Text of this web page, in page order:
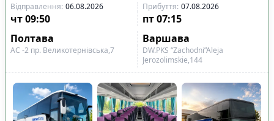
Відправлення: 06.08.2026 Прибуття: 07.08.2026
чт09:50 пт 07:15
Полтава
Варшава
АС -2 пр. Великотернівська,7
DW.PKS “Zachodni”Aleja
Jerozolimskie,144